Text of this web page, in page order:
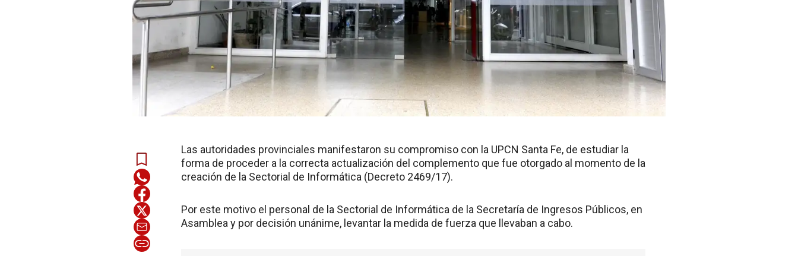
Las autoridades provinciales manifestaron su compromiso con la UPCN Santa Fe, de estudiar la
forma de proceder a la correcta actualización del complemento que fue otorgado al momento de la
creación de la Sectorial de Informática (Decreto 2469/17).
Por este motivo el personal de la Sectorial de Informática de la Secretaría de Ingresos Públicos, en
Asamblea y por decisión unánime, levantar la medida de fuerza que llevaban a cabo.